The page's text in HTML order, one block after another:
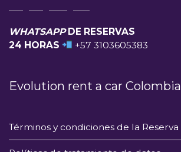
WHATSAPPDE RESERVAS
24 HORAS
+57 3103605383
Evolution rent a car Colombia
Términos y condiciones de la Reserva